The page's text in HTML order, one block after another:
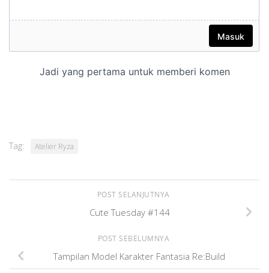
Tag: Atelier Ryza
POST SELANJUTNYA
Cute Tuesday #144
POST SEBELUMNYA
Tampilan Model Karakter Fantasia Re:Build